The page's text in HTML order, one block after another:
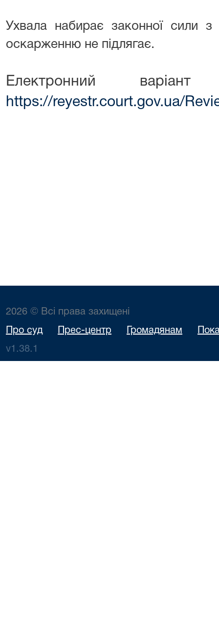
Ухвала набирає законної сили з
оскарженню не підлягає.
Електронний
https://reyestr.court.gov.ua/
2026 © Всі права захищені
Про суд Прес-центр Громадянам
v1.38.1